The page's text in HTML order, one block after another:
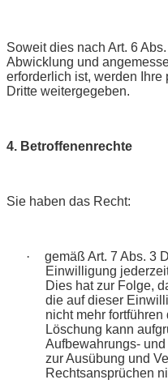
Soweit dies nach Art. 6
Abwicklung und
erforderlich ist, werden
Dritte weitergegeben.
4. Betroffenenrechte
Sie haben das Recht:
·
gemäß Art. 7 Abs. 3
Einwilligung
Dies hat zur Folge,
die auf dieser
nicht mehr
Löschung kann
Aufbewahrungs-
zur Ausübung und
Rechtsansprüchen